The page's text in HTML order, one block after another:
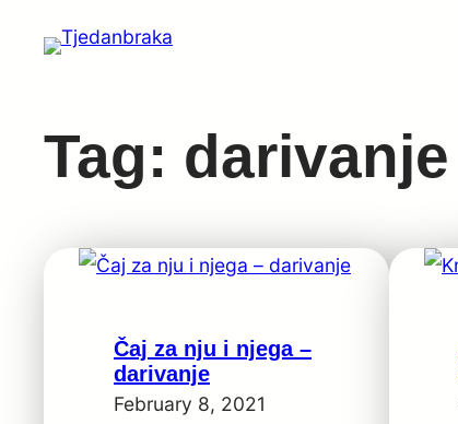
Tag: darivanje
Čaj za nju i njega –
darivanje
February 8, 2021